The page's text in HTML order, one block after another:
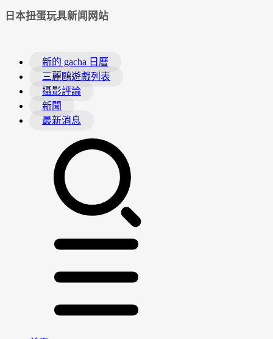
日本扭蛋玩具新闻网站
新的 gacha 日曆
三麗鷗遊戲列表
攝影評論
新聞
最新消息